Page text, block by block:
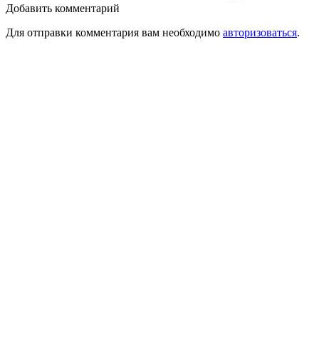
Добавить комментарий
Для отправки комментария вам необходимо авторизоваться.